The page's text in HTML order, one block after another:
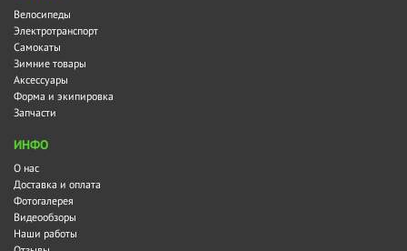
Велосипеды
Электротранспорт
Самокаты
Зимние товары
Аксессуары
Форма и экипировка
Запчасти
ИНФО
О нас
Доставка и оплата
Фотогалерея
Видеообзоры
Наши работы